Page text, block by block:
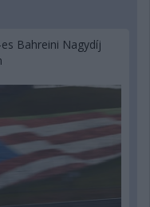
Bahreini Nagydíj